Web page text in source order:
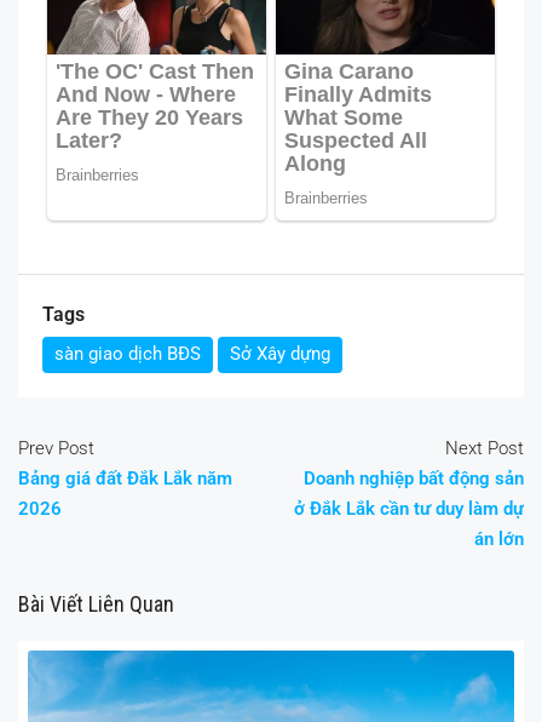
Tags
sàn giao dịch BĐS Sở Xây dựng
Prev Post
Bảng giá đất Đắk Lắk năm
2026
Next Post
Doanh nghiệp bất động sản
ở Đắk Lắk cần tư duy làm dự
án lớn
Bài Viết Liên Quan